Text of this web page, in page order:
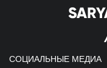
СОЦИАЛЬНЫЕ МЕДИА